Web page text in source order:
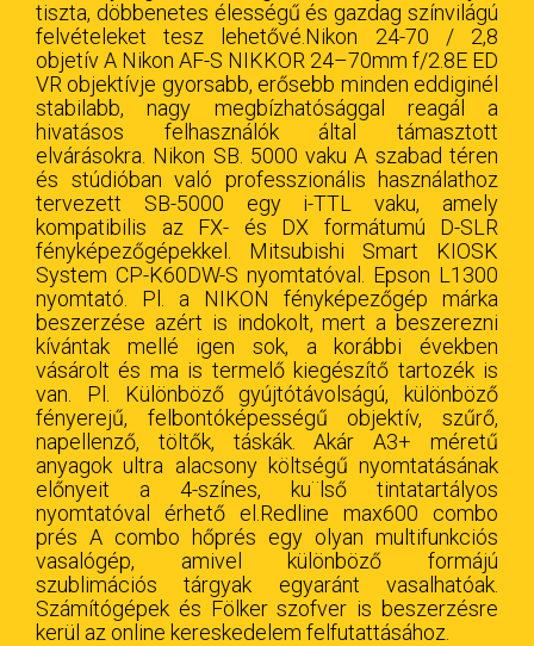
tiszta, döbbenetes élességű és gazdag színvilágú
felvételeket tesz lehetővé.Nikon 24-70 / 2,8
objetív A Nikon AF-S NIKKOR 24–70mm f/2.8E ED
VR objektívje gyorsabb, erősebb minden eddiginél
stabilabb, nagy megbízhatósággal reagál a
hivatásos felhasználók által támasztott
elvárásokra. Nikon SB. 5000 vaku A szabad téren
és stúdióban való professzionális használathoz
tervezett SB-5000 egy i-TTL vaku, amely
kompatibilis az FX- és DX formátumú D-SLR
fényképezőgépekkel. Mitsubishi Smart KIOSK
System CP-K60DW-S nyomtatóval. Epson L1300
nyomtató. Pl. a NIKON fényképezőgép márka
beszerzése azért is indokolt, mert a beszerezni
kívántak mellé igen sok, a korábbi években
vásárolt és ma is termelő kiegészítő tartozék is
van. Pl. Különböző gyújtótávolságú, különböző
fényerejű, felbontóképességű objektív, szűrő,
napellenző, töltők, táskák. Akár A3+ méretű
anyagok ultra alacsony költségű nyomtatásának
előnyeit a 4-színes, ku¨lső tintatartályos
nyomtatóval érhető el.Redline max600 combo
prés A combo hőprés egy olyan multifunkciós
vasalógép, amivel különböző formájú
szublimációs tárgyak egyaránt vasalhatóak.
Számítógépek és Fölker szofver is beszerzésre
kerül az online kereskedelem felfutattásához.